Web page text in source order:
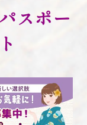
スポー